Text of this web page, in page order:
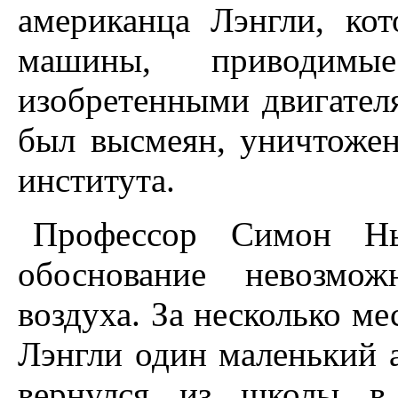
американца Лэнгли,
машины,
изобретенными
был высмеян,
института.
Профессор Симон
обоснование
воздуха. За несколько
Лэнгли один маленький